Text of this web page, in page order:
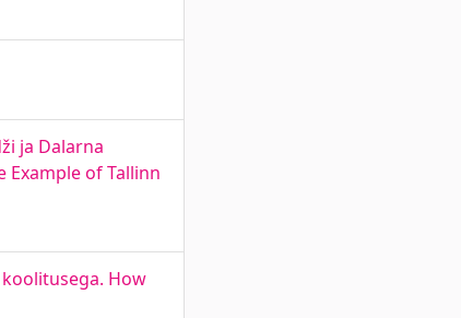
ja Dalarna
of Tallinn
How